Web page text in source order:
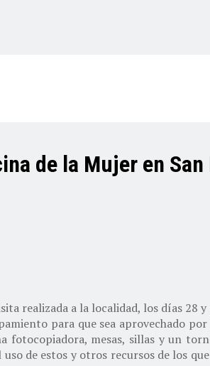
de la Mujer en
realizada a la localidad, los días 28 y
para que sea aprovechado
fotocopiadora, mesas, sillas y un
de estos y otros recursos de los